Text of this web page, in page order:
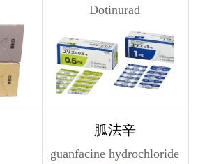
Dotinurad
胍法辛
guanfacine hydrochloride